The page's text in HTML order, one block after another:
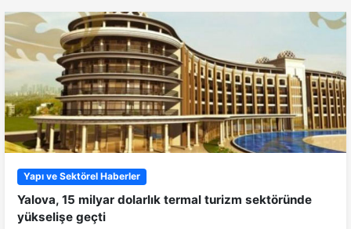
Yapı ve Sektörel Haberler
Yalova, 15 milyar dolarlık termal turizm sektöründe
yükselişe geçti